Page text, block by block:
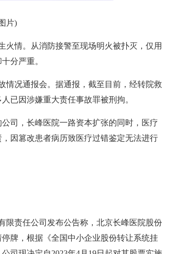
片)
火情。从消防接警至现场明火被扑灭，仅用
分严重。
情况通报会。据通报，截至目前，经转院救
已因涉嫌重大责任事故罪被刑拘。
司，长峰医院一路资本扩张的同时，医疗
因篡改患者病历致医疗过错鉴定无法进行
限责任公司发布公告称，北京长峰医院股份
牌，根据《全国中小企业股份转让系统挂